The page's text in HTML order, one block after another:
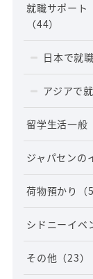
就職サポート
（44）
日本で就
アジアで
留学生活一般
ジャパセンの
荷物預かり （
シドニーイベ
その他 （23）